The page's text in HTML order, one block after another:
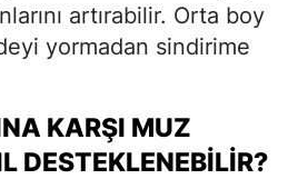
artırabilir. Orta boy
yormadan sindirime
KARŞI MUZ
DESTEKLENEBILIR?